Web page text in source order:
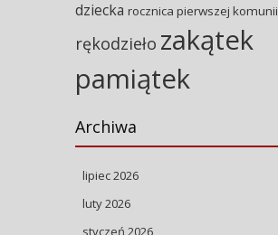
dziecka rocznica pierwszej
rękodzieło zakątek
pamiątek
Archiwa
lipiec 2026
luty 2026
styczeń 2026